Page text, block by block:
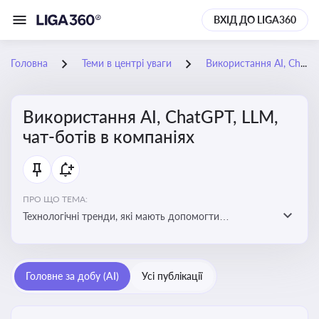
ВХІД ДО LIGA360
Головна Теми в центрі уваги Використання AI, ChatGPT, LLM, чат-ботів в компаніях
Використання AI, ChatGPT, LLM,
чат-ботів в компаніях
ПРО ЩО ТЕМА:
Технологічні тренди, які мають допомогти
ефективність і знизити витрати компаній
Головне за добу (AI) Усі публікації